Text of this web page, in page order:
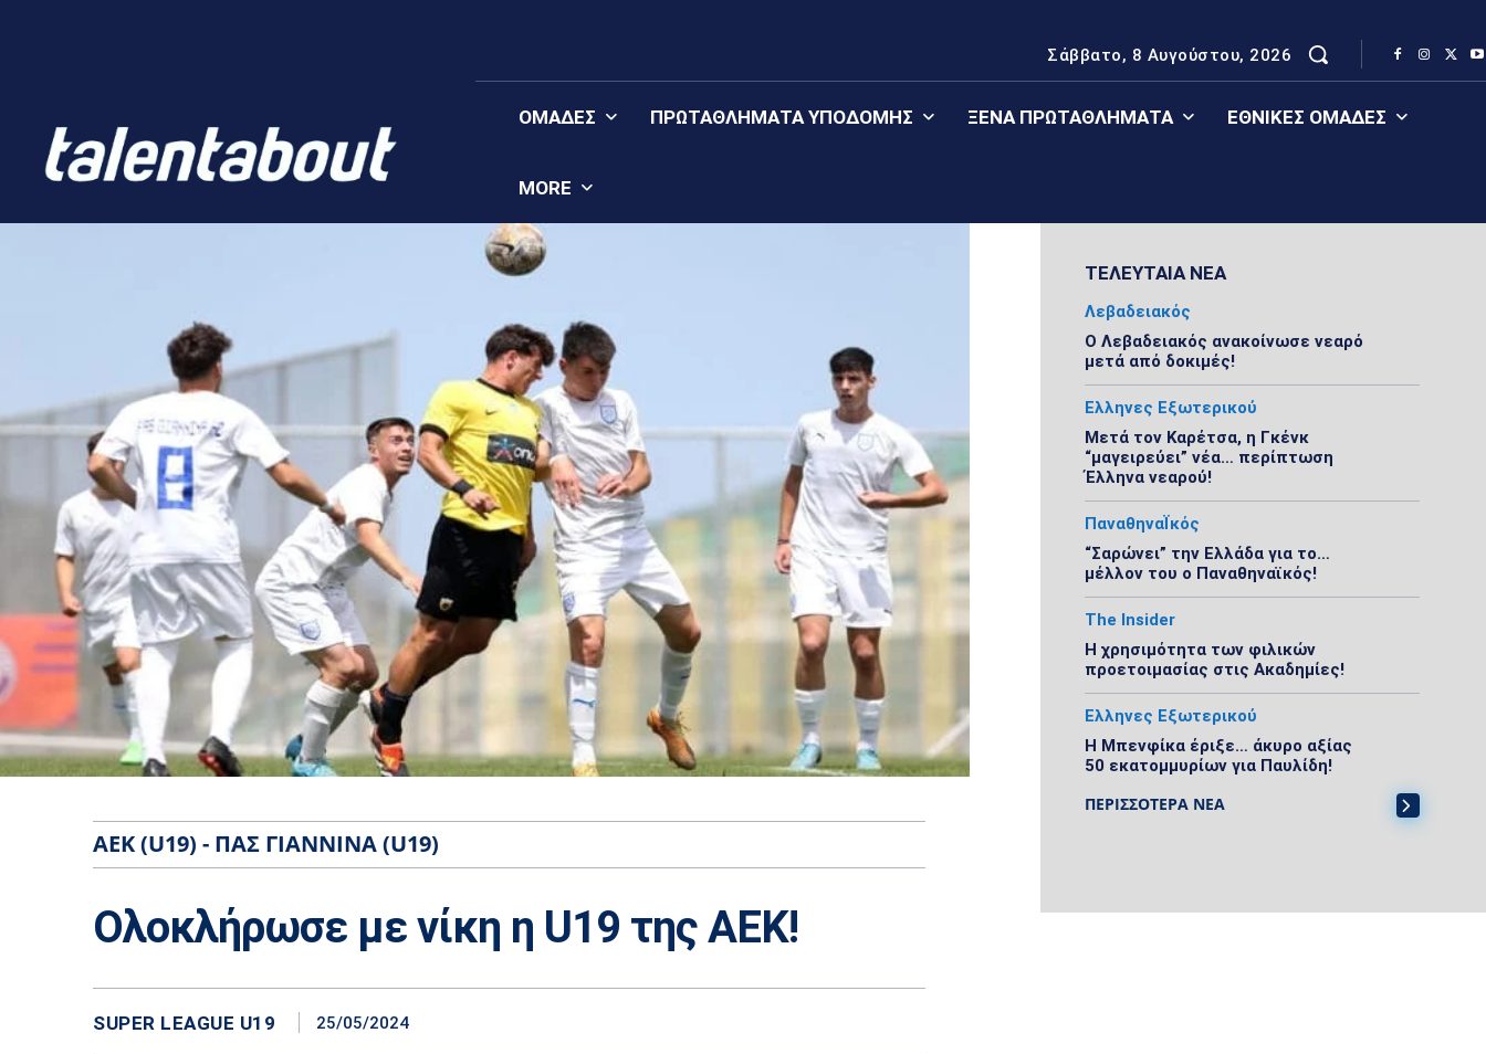
Σάββατο, 8 Αυγούστου, 2026
ΟΜΆΔΕΣ ΠΡΩΤΑΘΛΉΜΑΤΑ YΠΟΔΟΜΉΣ ΞΈΝΑ ΠΡΩΤΑΘΛΉΜΑΤΑ ΕΘΝΙΚΈΣ ΟΜΆΔΕΣ
MORE
ΑΕΚ (U19) - ΠΑΣ ΓΙΆΝΝΙΝΑ (U19)
Ολοκλήρωσε με νίκη η U19 της ΑΕΚ!
SUPER LEAGUE U19 25/05/2024
ΤΕΛΕΥΤΑΙΑ ΝΕΑ
Λεβαδειακός
Ο Λεβαδειακός ανακοίνωσε νεαρό
μετά από δοκιμές!
Ελληνες Εξωτερικού
Μετά τον Καρέτσα, η Γκένκ
“μαγειρεύει” νέα… περίπτωση
Έλληνα νεαρού!
ΠαναθηναΪκός
“Σαρώνει” την Ελλάδα για το…
μέλλον του ο Παναθηναϊκός!
The Insider
Η χρησιμότητα των φιλικών
προετοιμασίας στις Ακαδημίες!
Ελληνες Εξωτερικού
Η Μπενφίκα έριξε… άκυρο αξίας
50 εκατομμυρίων για Παυλίδη!
ΠΕΡΙΣΣΟΤΕΡΑ ΝΕΑ